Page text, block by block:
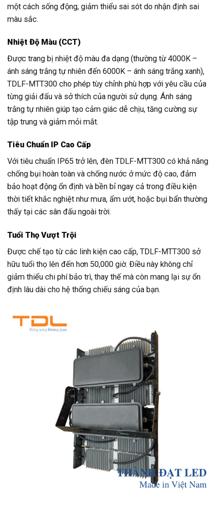
một cách sống động, giảm thiểu sai sót do nhận định sai
màu sắc.
Nhiệt Độ Màu (CCT)
Được trang bị nhiệt độ màu đa dạng (thường từ 4000K –
ánh sáng trắng tự nhiên đến 6000K – ánh sáng trắng xanh),
TDLF-MTT300 cho phép tùy chỉnh phù hợp với yêu cầu của
từng giải đấu và sở thích của người sử dụng. Ánh sáng
trắng tự nhiên giúp tạo cảm giác dễ chịu, tăng cường sự
tập trung và giảm mỏi mắt.
Tiêu Chuẩn IP Cao Cấp
Với tiêu chuẩn IP65 trở lên, đèn TDLF-MTT300 có khả năng
chống bụi hoàn toàn và chống nước ở mức độ cao, đảm
bảo hoạt động ổn định và bền bỉ ngay cả trong điều kiện
thời tiết khắc nghiệt như mưa, ẩm ướt, hoặc bụi bẩn thường
thấy tại các sân đấu ngoài trời.
Tuổi Thọ Vượt Trội
Được chế tạo từ các linh kiện cao cấp, TDLF-MTT300 sở
hữu tuổi thọ lên đến hơn 50,000 giờ. Điều này không chỉ
giảm thiểu chi phí bảo trì, thay thế mà còn mang lại sự ổn
định lâu dài cho hệ thống chiếu sáng của bạn.